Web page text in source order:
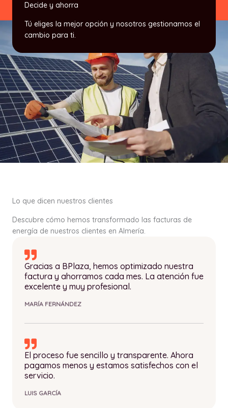
Decide y ahorra
Tú eliges la mejor opción y nosotros gestionamos el
cambio para ti.
Gracias a BPlaza, hemos optimizado nuestra
factura y ahorramos cada mes. La atención fue
excelente y muy profesional.
MARÍA FERNÁNDEZ
El proceso fue sencillo y transparente. Ahora
pagamos menos y estamos satisfechos con el
servicio.
LUIS GARCÍA
Lo que dicen nuestros clientes
Descubre cómo hemos transformado las facturas de
energía de nuestros clientes en Almería.